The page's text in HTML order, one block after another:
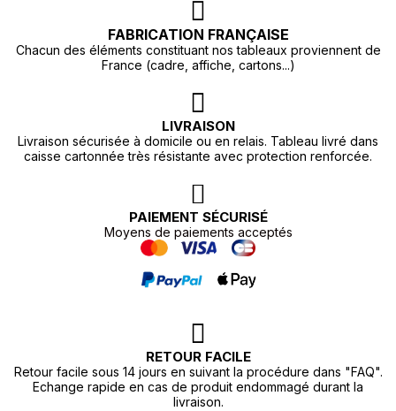
FABRICATION FRANÇAISE
Chacun des éléments constituant nos tableaux proviennent de
France (cadre, affiche, cartons...)
LIVRAISON
Livraison sécurisée à domicile ou en relais. Tableau livré dans
caisse cartonnée très résistante avec protection renforcée.
PAIEMENT SÉCURISÉ
Moyens de paiements acceptés
RETOUR FACILE
Retour facile sous 14 jours en suivant la procédure dans "FAQ".
Echange rapide en cas de produit endommagé durant la
livraison.